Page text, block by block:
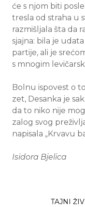
će s njom biti
tresla od straha u
razmišljala šta da
sjajna: bila je
partije, ali je
s mnogim
Bolnu ispovest o
zet, Desanka je
da to niko nije
zalog svog
napisala „Krvavu
Isidora Bjelica
TAJNI